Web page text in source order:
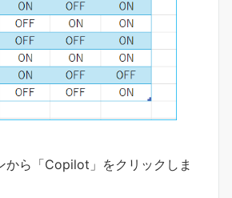
から「Copilot」をクリックしま